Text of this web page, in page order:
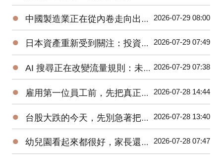
● 中國製造業正在從內卷走向出海：下一場競爭，不只比價格，也比誰更懂全球消費者 2026-07-29 08:00
● 日本資產重新受到關注：投資人不能只看日圓，而要看企業改革與營運能力 2026-07-29 07:49
● AI 搜尋正在改變流量規則：未來企業爭奪的不是排名，而是「答案入口」 2026-07-29 07:38
● 雇用第一位員工前，先把真正的人事成本算清楚 2026-07-28 14:44
● 台股大跌的今天，先別急著把自己也賣掉 2026-07-28 13:40
● 幼兒園看起來都很好，家長還能怎麼查？從立案資訊到裁罰紀錄一次整理 2026-07-28 07:47